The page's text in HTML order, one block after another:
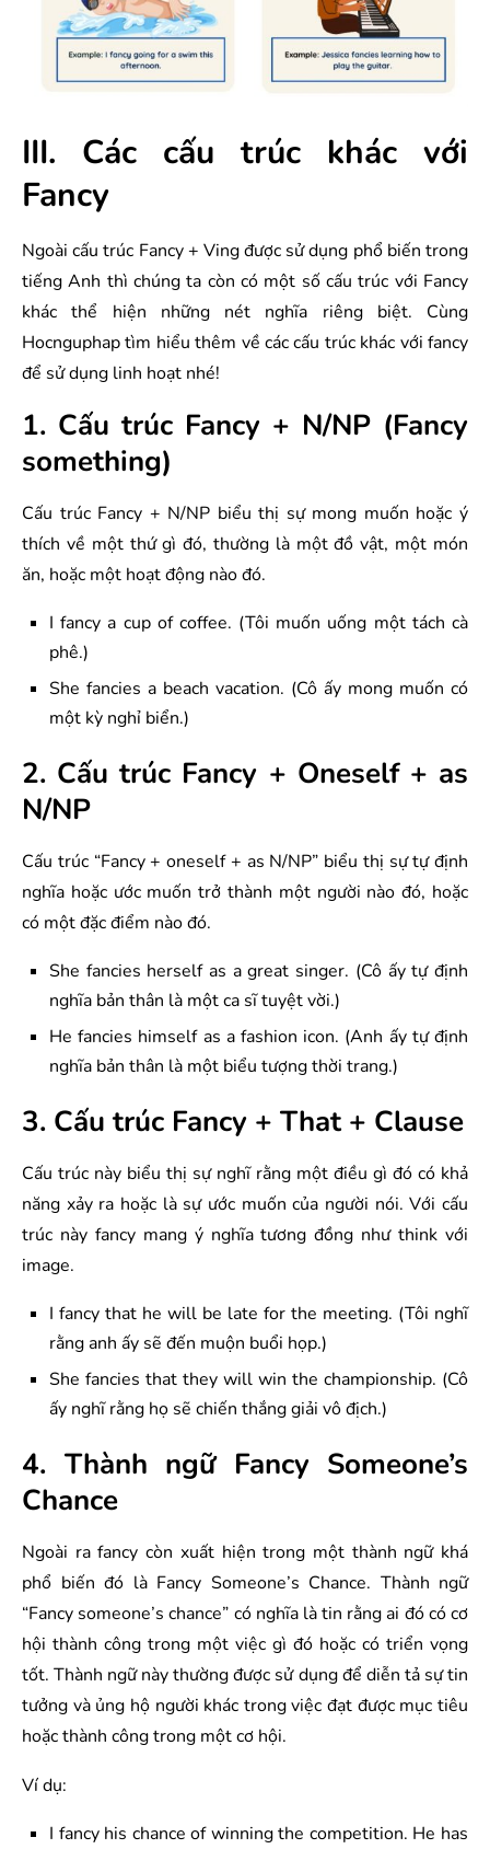
III. Các cấu trúc khác với
Fancy
Ngoài cấu trúc Fancy + Ving được sử dụng phổ biến trong
tiếng Anh thì chúng ta còn có một số cấu trúc với Fancy
khác thể hiện những nét nghĩa riêng biệt. Cùng
Hocnguphap tìm hiểu thêm về các cấu trúc khác với fancy
để sử dụng linh hoạt nhé!
1. Cấu trúc Fancy + N/NP (Fancy
something)
Cấu trúc Fancy + N/NP biểu thị sự mong muốn hoặc ý
thích về một thứ gì đó, thường là một đồ vật, một món
ăn, hoặc một hoạt động nào đó.
I fancy a cup of coffee. (Tôi muốn uống một tách cà
phê.)
She fancies a beach vacation. (Cô ấy mong muốn có
một kỳ nghỉ biển.)
2. Cấu trúc Fancy + Oneself + as
N/NP
Cấu trúc “Fancy + oneself + as N/NP” biểu thị sự tự định
nghĩa hoặc ước muốn trở thành một người nào đó, hoặc
có một đặc điểm nào đó.
She fancies herself as a great singer. (Cô ấy tự định
nghĩa bản thân là một ca sĩ tuyệt vời.)
He fancies himself as a fashion icon. (Anh ấy tự định
nghĩa bản thân là một biểu tượng thời trang.)
3. Cấu trúc Fancy + That + Clause
Cấu trúc này biểu thị sự nghĩ rằng một điều gì đó có khả
năng xảy ra hoặc là sự ước muốn của người nói. Với cấu
trúc này fancy mang ý nghĩa tương đồng như think với
image.
I fancy that he will be late for the meeting. (Tôi nghĩ
rằng anh ấy sẽ đến muộn buổi họp.)
She fancies that they will win the championship. (Cô
ấy nghĩ rằng họ sẽ chiến thắng giải vô địch.)
4. Thành ngữ Fancy Someone’s
Chance
Ngoài ra fancy còn xuất hiện trong một thành ngữ khá
phổ biến đó là Fancy Someone’s Chance. Thành ngữ
“Fancy someone’s chance” có nghĩa là tin rằng ai đó có cơ
hội thành công trong một việc gì đó hoặc có triển vọng
tốt. Thành ngữ này thường được sử dụng để diễn tả sự tin
tưởng và ủng hộ người khác trong việc đạt được mục tiêu
hoặc thành công trong một cơ hội.
Ví dụ:
I fancy his chance of winning the competition. He has